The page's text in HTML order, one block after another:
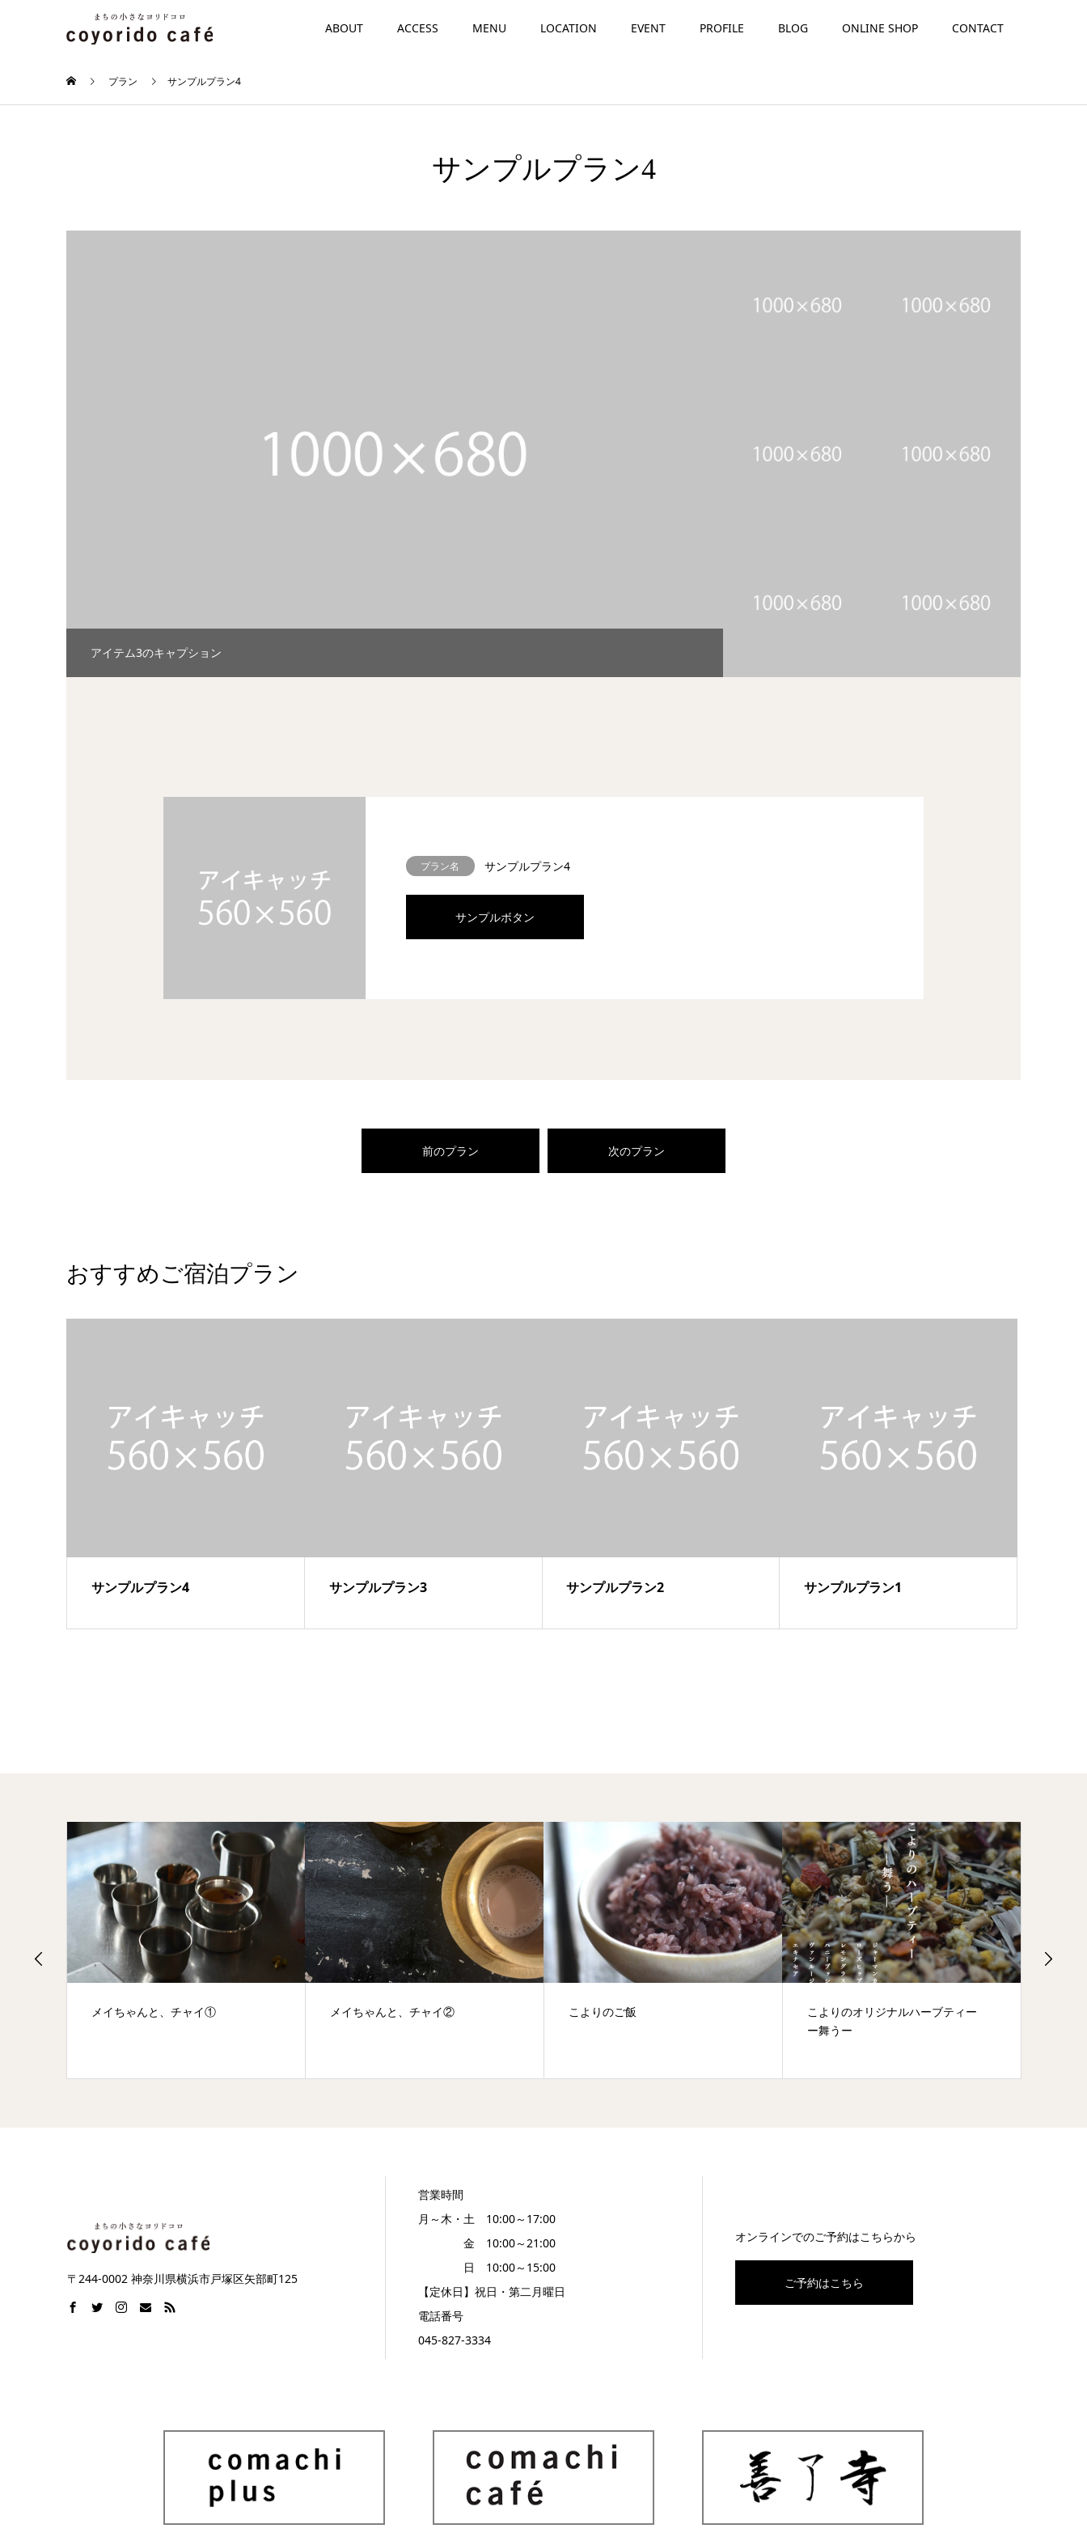
ABOUT ACCESS MENU LOCATION EVENT PROFILE BLOG ONLINE SHOP CONTACT
プラン サンプルプラン4
サンプルプラン4
アイテム3のキャプション
プラン名 サンプルプラン4
サンプルボタン
前のプラン 次のプラン
おすすめご宿泊プラン
サンプルプラン4 サンプルプラン3 サンプルプラン2 サンプルプラン1
メイちゃんと、チャイ① メイちゃんと、チャイ② こよりのご飯
こよりのオリジナルハーブティー
ー舞うー
〒244-0002 神奈川県横浜市戸塚区矢部町125
営業時間
月～木・土 10:00～17:00
金 10:00～21:00
日 10:00～15:00
【定休日】祝日・第二月曜日
電話番号
045-827-3334
オンラインでのご予約はこちらから
ご予約はこちら